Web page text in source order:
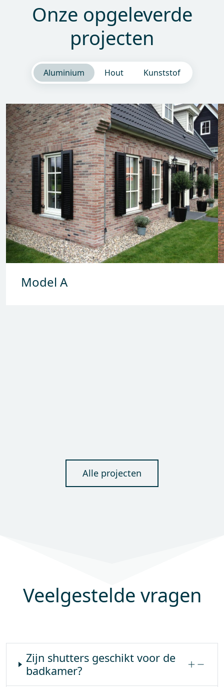
Onze opgeleverde
projecten
Aluminium Hout Kunststof
Model A
Alle projecten
Veelgestelde vragen
Zijn shutters geschikt voor de
badkamer?